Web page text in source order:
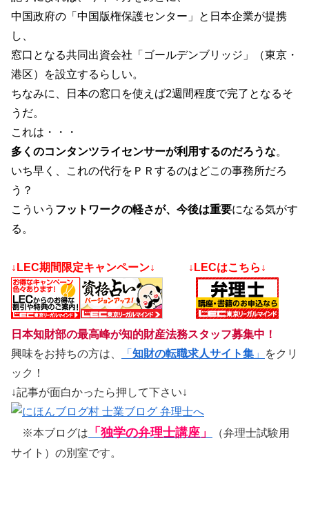
中国政府の「中国版権保護センター」と日本企業が提携
し、
窓口となる共同出資会社「ゴールデンブリッジ」（東京・
港区）を設立するらしい。
ちなみに、日本の窓口を使えば2週間程度で完了となるそ
うだ。
これは・・・
多くのコンタンツライセンサーが利用するのだろうな。
いち早く、これの代行をＰＲするのはどこの事務所だろ
う？
こういう フットワークの軽さが、今後は重要になる気がす
る。
↓LEC期間限定キャンペーン↓ ↓LECはこちら↓
日本知財部の最高峰が知的財産法務スタッフ募集中！
興味をお持ちの方は、
「 知財の転職求人サイト集 」
をクリ
ック！
↓記事が面白かったら押して下さい↓
※本ブログは 「独学の弁理士講座」
（弁理士試験用
サイト）の別室です。